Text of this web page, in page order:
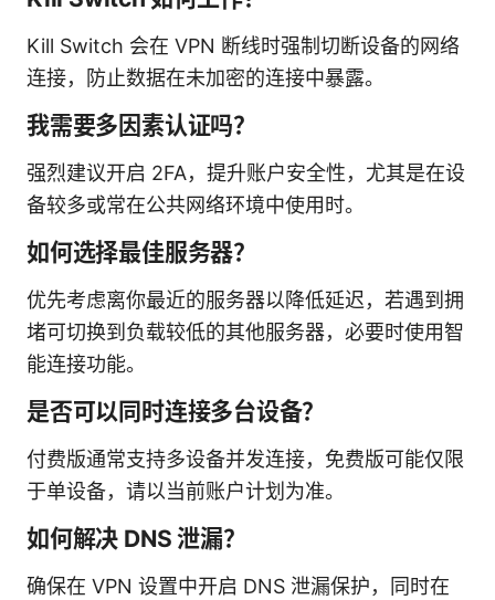
Kill Switch 会在 VPN 断线时强制切断设备的网络
连接，防止数据在未加密的连接中暴露。
我需要多因素认证吗？
强烈建议开启 2FA，提升账户安全性，尤其是在设
备较多或常在公共网络环境中使用时。
如何选择最佳服务器？
优先考虑离你最近的服务器以降低延迟，若遇到拥
堵可切换到负载较低的其他服务器，必要时使用智
能连接功能。
是否可以同时连接多台设备？
付费版通常支持多设备并发连接，免费版可能仅限
于单设备，请以当前账户计划为准。
如何解决 DNS 泄漏？
确保在 VPN 设置中开启 DNS 泄漏保护，同时在